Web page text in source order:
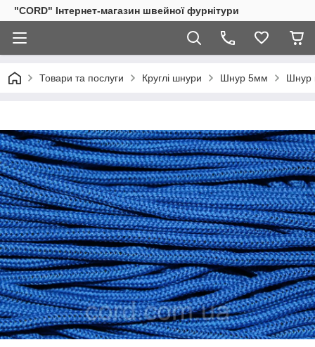
"CORD" Інтернет-магазин швейної фурнітури
Товари та послуги Круглі шнури Шнур 5мм Шнур